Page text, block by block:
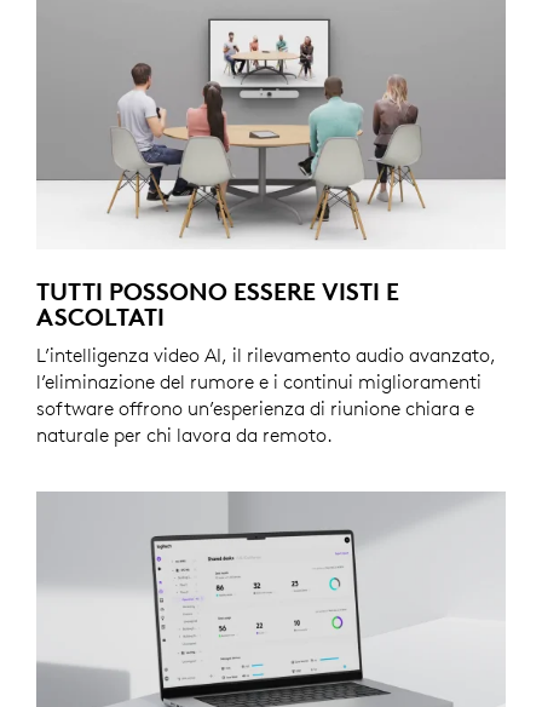
TUTTI POSSONO ESSERE VISTI E
ASCOLTATI
L’intelligenza video AI, il rilevamento audio avanzato,
l’eliminazione del rumore e i continui miglioramenti
software offrono un’esperienza di riunione chiara e
naturale per chi lavora da remoto.